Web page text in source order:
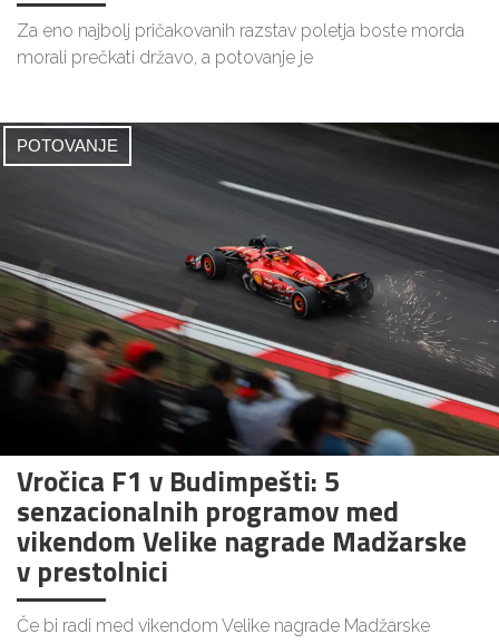
Za eno najbolj pričakovanih razstav poletja boste morda
morali prečkati državo, a potovanje je
POTOVANJE
Vročica F1 v Budimpešti: 5
senzacionalnih programov med
vikendom Velike nagrade Madžarske
v prestolnici
Če bi radi med vikendom Velike nagrade Madžarske